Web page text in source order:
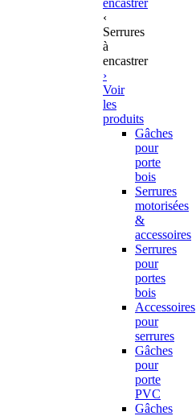
‹
Serrures
à
encastrer
›
Voir
les
produits
Gâches
pour
porte
bois
Serrures
motorisées
&
accessoires
Serrures
pour
portes
bois
Accessoires
pour
serrures
Gâches
pour
porte
PVC
Gâches